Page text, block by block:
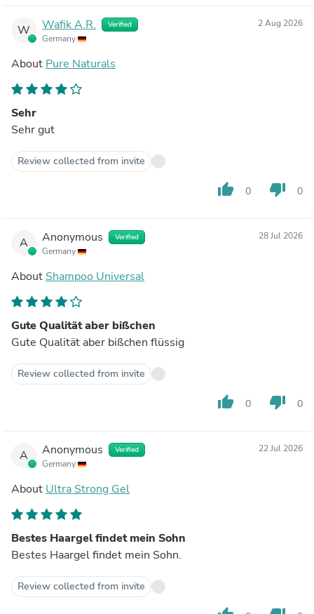
W Wafik A.R. Verified
Germany
2 Aug 2026
About Pure Naturals
Sehr
Sehr gut
Review collected from invite
thumb_up 0 thumb_down 0
A Anonymous Verified
Germany
28 Jul 2026
About Shampoo Universal
Gute Qualität aber bißchen
Gute Qualität aber bißchen flüssig
Review collected from invite
thumb_up 0 thumb_down 0
A Anonymous Verified
Germany
22 Jul 2026
About Ultra Strong Gel
Bestes Haargel findet mein Sohn
Bestes Haargel findet mein Sohn.
Review collected from invite